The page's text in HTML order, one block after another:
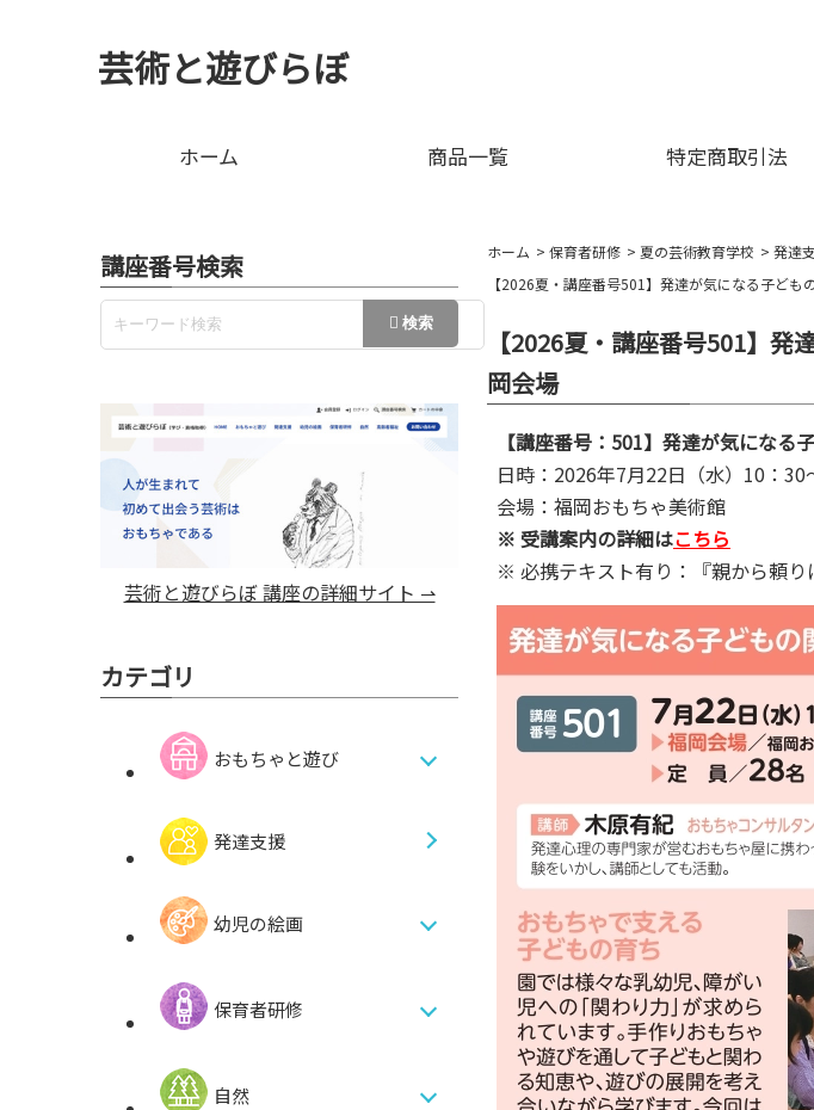
芸術と遊びらぼ
ホーム 商品一覧 特定商取引法
ホーム 保育者研修 夏の芸術教育学校
発達
【2026夏・講座番号501】発達が気になる子ど
【2026夏・講座番号501】
岡会場
【講座番号：501】発達が気になる
日時：2026年7月22日（水）10：30
会場：福岡おもちゃ美術館
※ 受講案内の詳細はこちら
※ 必携テキスト有り：『親から頼り
講座番号検索
芸術と遊びらぼ 講座の詳細サイト ⇀
カテゴリ
おもちゃと遊び
発達支援
幼児の絵画
保育者研修
自然